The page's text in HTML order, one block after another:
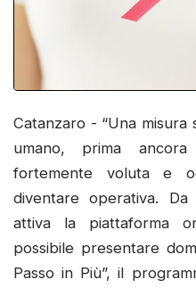
Catanzaro - “Una misura
umano, prima
fortemente voluta e
diventare operativa.
attiva la piattaforma
possibile presentare
Passo in Più”, il